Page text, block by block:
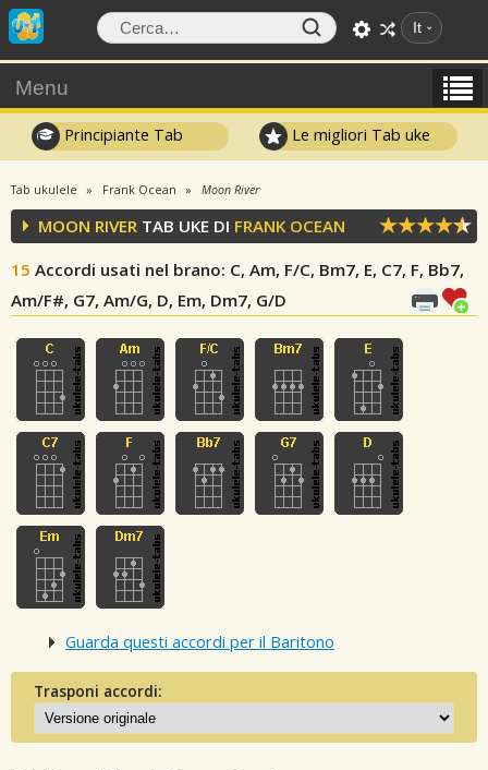
It
Menu
Principiante Tab Le migliori Tab uke
Tab ukulele Frank Ocean Moon River
MOON RIVER TAB UKE DI FRANK OCEAN
15 Accordi usati nel brano: C, Am, F/C, Bm7, E, C7, F, Bb7,
Am/F#, G7, Am/G, D, Em, Dm7, G/D
Guarda questi accordi per il Baritono
Trasponi accordi: